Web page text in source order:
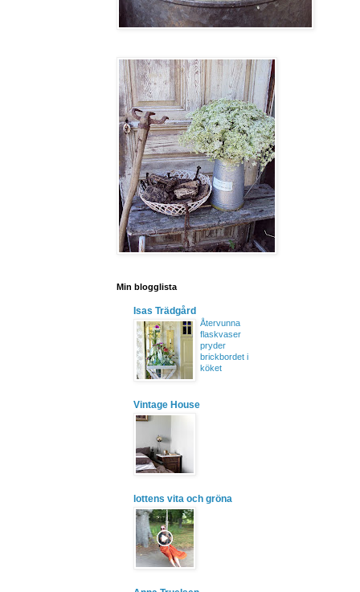
Min blogglista
Isas Trädgård
Återvunna
flaskvaser
pryder
brickbordet i
köket
Vintage House
lottens vita och gröna